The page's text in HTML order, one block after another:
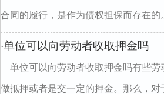
合同的履行，是作为债权担保而存在
·单位可以向劳动者收取押金吗
单位可以向劳动者收取押金吗有些
做抵押或者是交一定的押金。那么，